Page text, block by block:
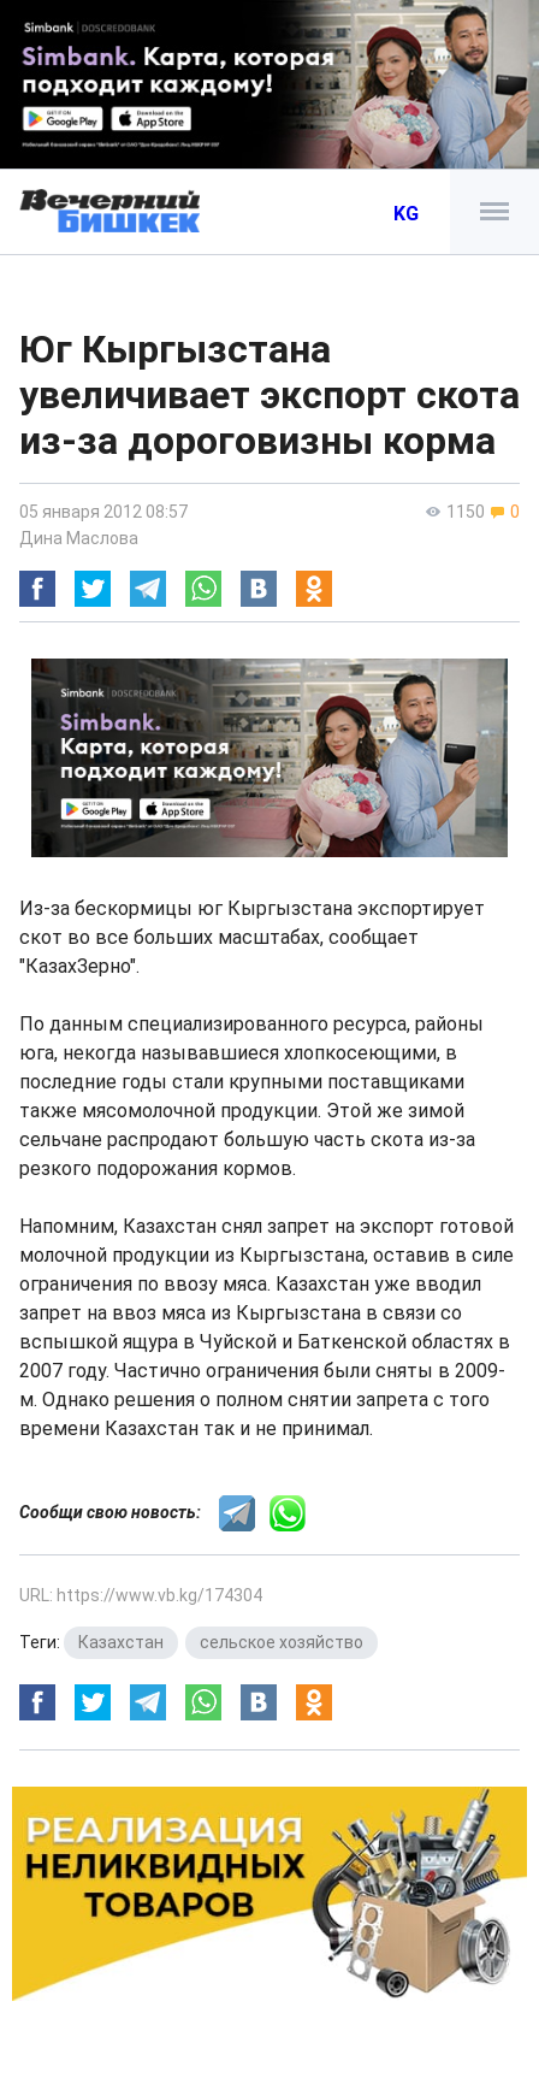
KG
Юг Кыргызстана
увеличивает экспорт скота
из-за дороговизны корма
1150 0
05 января 2012 08:57
Дина Маслова
Из-за бескормицы юг Кыргызстана экспортирует
скот во все больших масштабах, сообщает
"КазахЗерно".
По данным специализированного ресурса, районы
юга, некогда называвшиеся хлопкосеющими, в
последние годы стали крупными поставщиками
также мясомолочной продукции. Этой же зимой
сельчане распродают большую часть скота из-за
резкого подорожания кормов.
Напомним, Казахстан снял запрет на экспорт готовой
молочной продукции из Кыргызстана, оставив в силе
ограничения по ввозу мяса. Казахстан уже вводил
запрет на ввоз мяса из Кыргызстана в связи со
вспышкой ящура в Чуйской и Баткенской областях в
2007 году. Частично ограничения были сняты в 2009-
м. Однако решения о полном снятии запрета с того
времени Казахстан так и не принимал.
Сообщи свою новость:
URL: https://www.vb.kg/174304
Теги: Казахстан сельское хозяйство